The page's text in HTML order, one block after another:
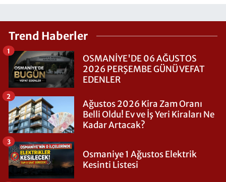
Trend Haberler
OSMANİYE'DE 06 AĞUSTOS
2026 PERŞEMBE GÜNÜ VEFAT
EDENLER
1
Ağustos 2026 Kira Zam Oranı
Belli Oldu! Ev ve İş Yeri Kiraları Ne
Kadar Artacak?
2
Osmaniye 1 Ağustos Elektrik
Kesinti Listesi
3